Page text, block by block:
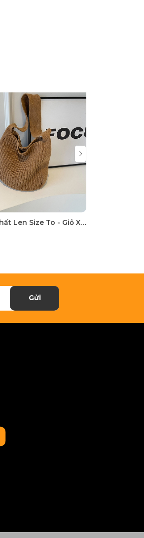
Túi Xách Chất Len Size To - Giỏ Xách Đeo Vai Mona - tt231011
Gửi